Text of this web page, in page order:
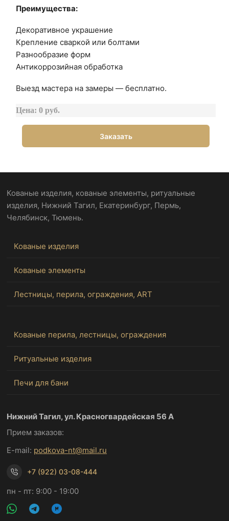
Преимущества:
Декоративное украшение
Крепление сваркой или болтами
Разнообразие форм
Антикоррозийная обработка
Выезд мастера на замеры — бесплатно.
Цена: 0 руб.
Заказать
Кованые изделия, кованые элементы, ритуальные
изделия, Нижний Тагил, Екатеринбург, Пермь,
Челябинск, Тюмень.
Кованые изделия
Кованые элементы
Лестницы, перила, ограждения, ART
Кованые перила, лестницы, ограждения
Ритуальные изделия
Печи для бани
Нижний Тагил, ул. Красногвардейская 56 А
Прием заказов:
E-mail: podkova-nt@mail.ru
+7 (922) 03-08-444
пн - пт: 9:00 - 19:00